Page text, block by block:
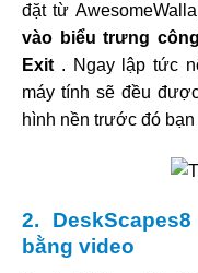
đặt từ
vào biểu trưng
Exit . Ngay lập tức
máy tính sẽ đều
hình nền trước đó bạn
2.
bằng video